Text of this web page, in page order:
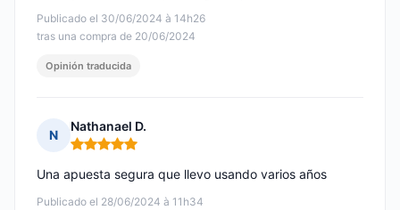
Publicado el 30/06/2024 à 14h26
tras una compra de 20/06/2024
Opinión traducida
N
Nathanael D.
Nota: 5 de 5
Publicado el 28/06/2024 à 11h34
Una apuesta segura que llevo usando varios años